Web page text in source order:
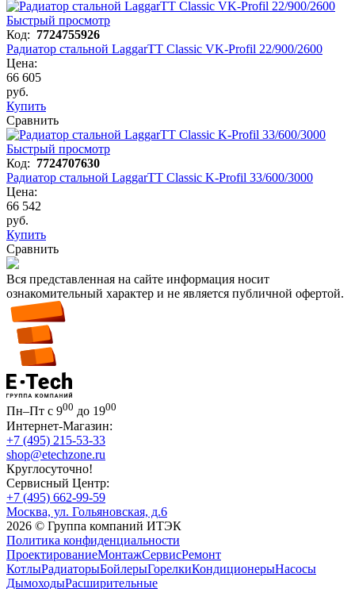
Быстрый просмотр
Код: 7724755926
Радиатор стальной LaggarTT Classic VK-Profil 22/900/2600
Цена:
66 605
руб.
Купить
Сравнить
Быстрый просмотр
Код: 7724707630
Радиатор стальной LaggarTT Classic K-Profil 33/600/3000
Цена:
66 542
руб.
Купить
Сравнить
Вся представленная на сайте информация носит
ознакомительный характер и не является публичной офертой.
Пн–Пт с 900 до 1900
Интернет-Магазин:
+7 (495) 215-53-33
shop@etechzone.ru
Круглосуточно!
Сервисный Центр:
+7 (495) 662-99-59
Москва, ул. Гольяновская, д.6
2026 © Группа компаний ИТЭК
Политика конфиденциальности
ПроектированиеМонтажСервисРемонт
КотлыРадиаторыБойлерыГорелкиКондиционерыНасосы
ДымоходыРасширительные